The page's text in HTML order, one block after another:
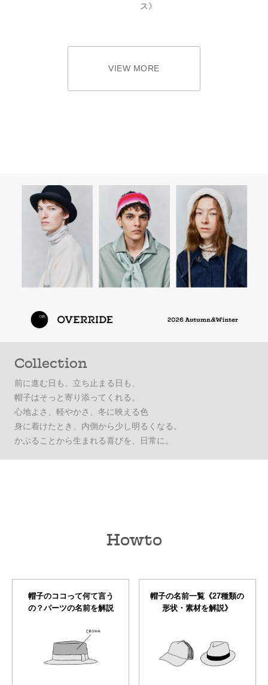
ス》
VIEW MORE
Collection
前に進む日も、立ち止まる日も、
帽子はそっと寄り添ってくれる。
心地よさ、軽やかさ、冬に映える色
身に着けたとき、内側から少し明るくなる。
かぶることから生まれる喜びを、日常に。
Howto
帽子のココって何て言う
の？パーツの名前を解説
帽子の名前一覧《27種類の
形状・素材を解説》